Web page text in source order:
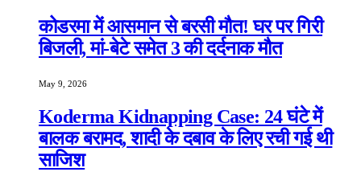
कोडरमा में आसमान से बरसी मौत! घर पर गिरी
बिजली, मां-बेटे समेत 3 की दर्दनाक मौत
May 9, 2026
Koderma Kidnapping Case: 24 घंटे में
बालक बरामद, शादी के दबाव के लिए रची गई थी
साजिश